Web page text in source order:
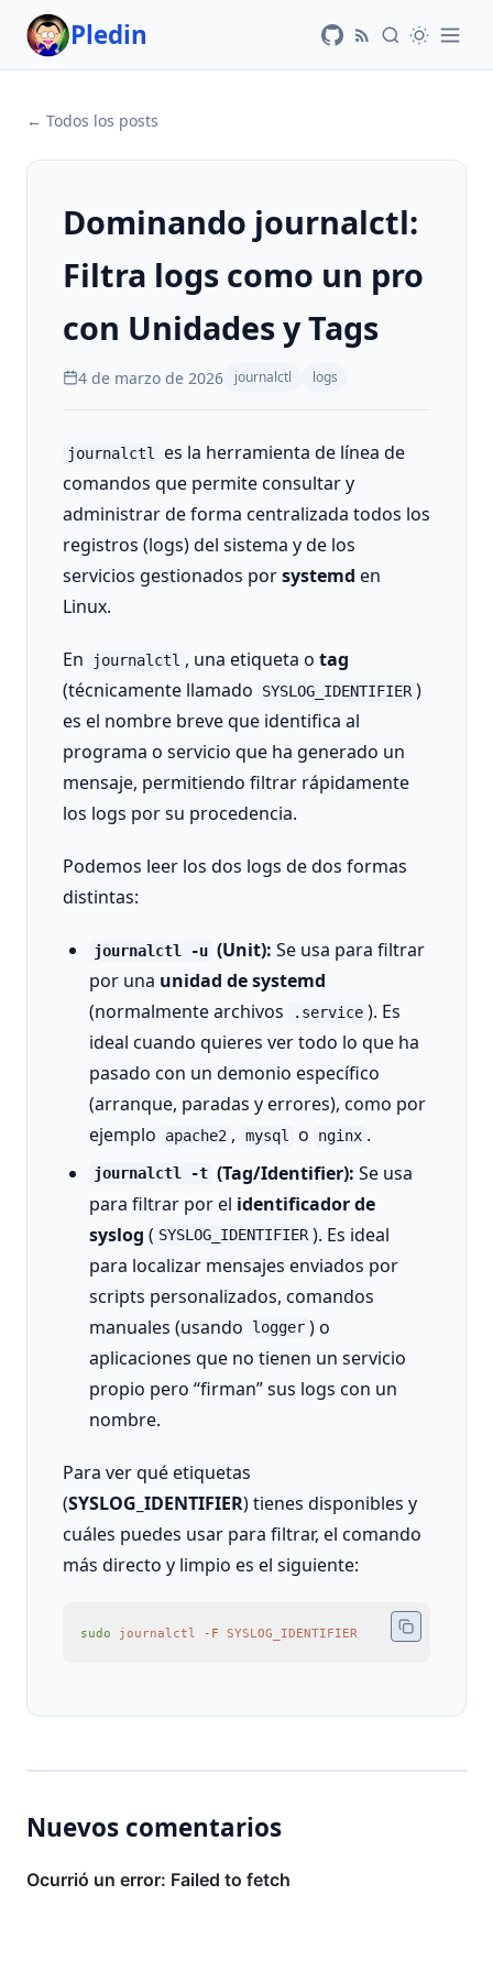
Pledin
← Todos los posts
Dominando journalctl:
Filtra logs como un pro
con Unidades y Tags
4 de marzo de 2026 journalctl logs
journalctl es la herramienta de línea de
comandos que permite consultar y
administrar de forma centralizada todos los
registros (logs) del sistema y de los
servicios gestionados porsystemd en
Linux.
En journalctl , una etiqueta otag
(técnicamente llamado
SYSLOG_IDENTIFIER )
es el nombre breve que identifica al
programa o servicio que ha generado un
mensaje, permitiendo filtrar rápidamente
los logs por su procedencia.
Podemos leer los dos logs de dos formas
distintas:
journalctl -u (Unit): Se usa para filtrar
por una unidad de systemd
(normalmente archivos
.service ). Es
ideal cuando quieres ver todo lo que ha
pasado con un demonio específico
(arranque, paradas y errores), como por
ejemplo
apache2 , mysql o nginx .
journalctl -t (Tag/Identifier): Se usa
para filtrar por el identificador de
syslog ( SYSLOG_IDENTIFIER ). Es ideal
para localizar mensajes enviados por
scripts personalizados, comandos
manuales (usando
logger ) o
aplicaciones que no tienen un servicio
propio pero “firman” sus logs con un
nombre.
Para ver qué etiquetas
(SYSLOG_IDENTIFIER) tienes disponibles y
cuáles puedes usar para filtrar, el comando
más directo y limpio es el siguiente:
sudo journalctl -F SYSLOG_IDENTIFIER
Nuevos comentarios